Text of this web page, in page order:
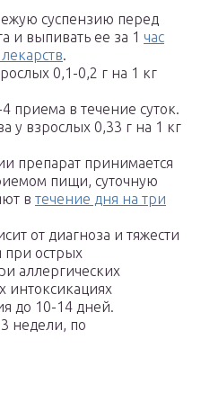
суспензию перед
и выпивать ее за 1 час
.
0,1-0,2 г на 1 кг
приема в течение суток.
у взрослых 0,33 г на 1 кг
препарат принимается
пищи, суточную
в течение дня на три
от диагноза и тяжести
при острых
аллергических
интоксикациях
до 10-14 дней.
недели, по